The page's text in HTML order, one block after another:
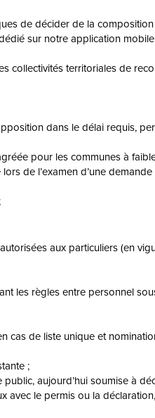
de décider de la
sur notre application
collectivités territoriales de
dans le délai requis,
pour les communes à
de l’examen d’une
aux particuliers (en
les règles entre personnel
cas de liste unique et
;
aujourd’hui soumise à
le permis ou la